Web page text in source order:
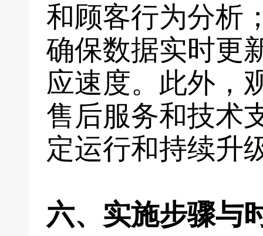
和顾客行为分析
确保数据实时更
应速度。此外，
售后服务和技术
定运行和持续升
六、实施步骤与